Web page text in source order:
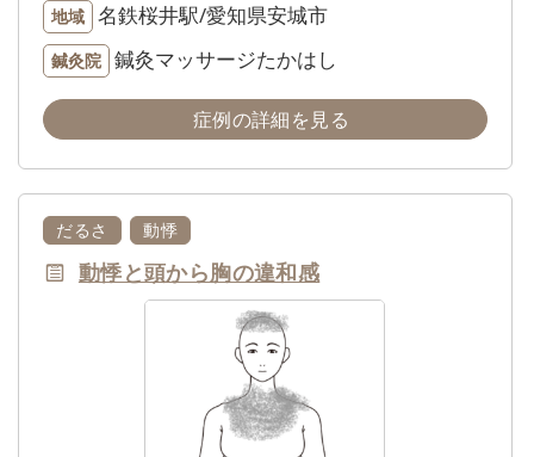
地域 名鉄桜井駅/愛知県安城市
鍼灸院 鍼灸マッサージたかはし
症例の詳細を見る
だるさ 動悸
動悸と頭から胸の違和感